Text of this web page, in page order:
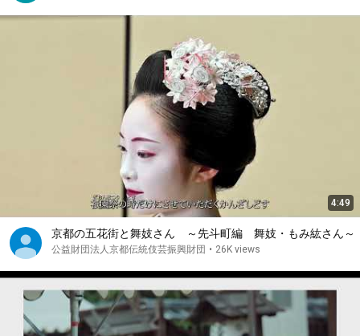
4:49
京都の五花街と舞妓さん ～先斗町編 舞妓・もみ紘さん～
公益財団法人京都伝統伎芸振興財団 • 26K views